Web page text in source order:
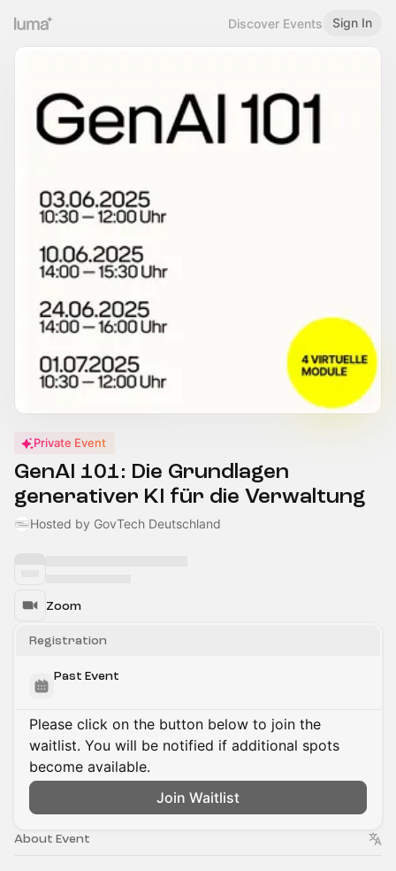
Discover Events Sign In
Private Event
GenAI 101: Die Grundlagen
generativer KI für die Verwaltung
Hosted by GovTech Deutschland
Zoom
Registration
Past Event
Please click on the button below to join the
waitlist. You will be notified if additional spots
become available.
Join Waitlist
About Event